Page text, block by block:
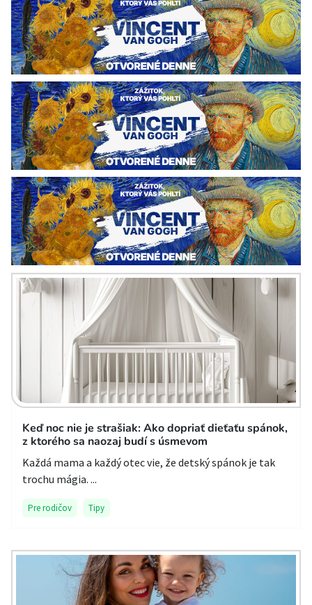
Keď noc nie je strašiak: Ako dopriať dieťaťu spánok,
z ktorého sa naozaj budí s úsmevom
Každá mama a každý otec vie, že detský spánok je tak
trochu mágia. ...
Pre rodičov Tipy